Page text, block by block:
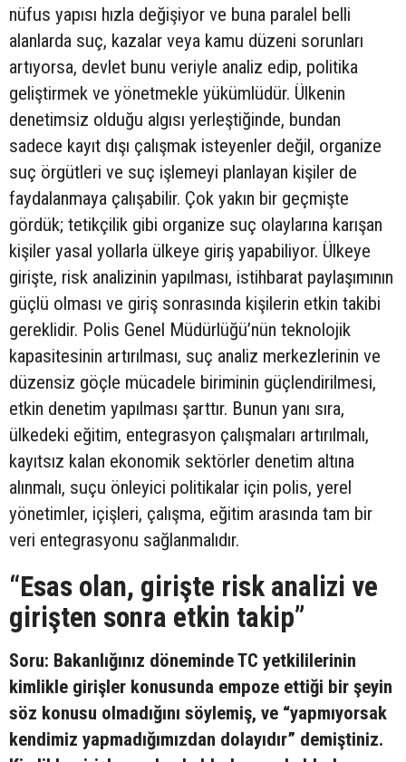
nüfus yapısı hızla değişiyor ve buna paralel belli
alanlarda suç, kazalar veya kamu düzeni sorunları
artıyorsa, devlet bunu veriyle analiz edip, politika
geliştirmek ve yönetmekle yükümlüdür. Ülkenin
denetimsiz olduğu algısı yerleştiğinde, bundan
sadece kayıt dışı çalışmak isteyenler değil, organize
suç örgütleri ve suç işlemeyi planlayan kişiler de
faydalanmaya çalışabilir. Çok yakın bir geçmişte
gördük; tetikçilik gibi organize suç olaylarına karışan
kişiler yasal yollarla ülkeye giriş yapabiliyor. Ülkeye
girişte, risk analizinin yapılması, istihbarat paylaşımının
güçlü olması ve giriş sonrasında kişilerin etkin takibi
gereklidir. Polis Genel Müdürlüğü’nün teknolojik
kapasitesinin artırılması, suç analiz merkezlerinin ve
düzensiz göçle mücadele biriminin güçlendirilmesi,
etkin denetim yapılması şarttır. Bunun yanı sıra,
ülkedeki eğitim, entegrasyon çalışmaları artırılmalı,
kayıtsız kalan ekonomik sektörler denetim altına
alınmalı, suçu önleyici politikalar için polis, yerel
yönetimler, içişleri, çalışma, eğitim arasında tam bir
veri entegrasyonu sağlanmalıdır.
“Esas olan, girişte risk analizi ve
girişten sonra etkin takip”
Soru: Bakanlığınız döneminde TC yetkililerinin
kimlikle girişler konusunda empoze ettiği bir şeyin
söz konusu olmadığını söylemiş, ve “yapmıyorsak
kendimiz yapmadığımızdan dolayıdır” demiştiniz.